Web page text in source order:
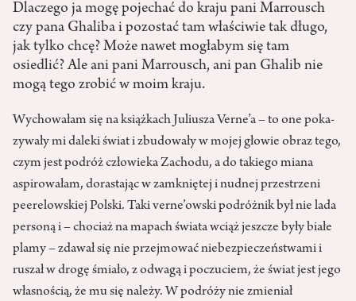
Dlaczego ja mogę pojechać do kraju pani Marrousch
czy pana Ghaliba i pozostać tam właściwie tak długo,
jak tylko chcę? Może nawet mogłabym się tam
osiedlić? Ale ani pani Marrousch, ani pan Ghalib nie
mogą tego zrobić w moim kraju.
Wychowałam się na książkach Juliusza Verne’a – to one poka­
zywały mi daleki świat i zbudowały w mojej głowie obraz tego,
czym jest podróż człowieka Zachodu, a do takiego miana
aspirowałam, dorastając w zamkniętej i nudnej przestrzeni
peerelowskiej Polski. Taki verne’owski podróżnik był nie lada
personą i – chociaż na mapach świata wciąż jeszcze były białe
plamy – zdawał się nie przejmować niebezpieczeń­stwami i
ruszał w drogę śmiało, z odwagą i poczuciem, że świat jest jego
własnością, że mu się należy. W podróży nie zmieniał